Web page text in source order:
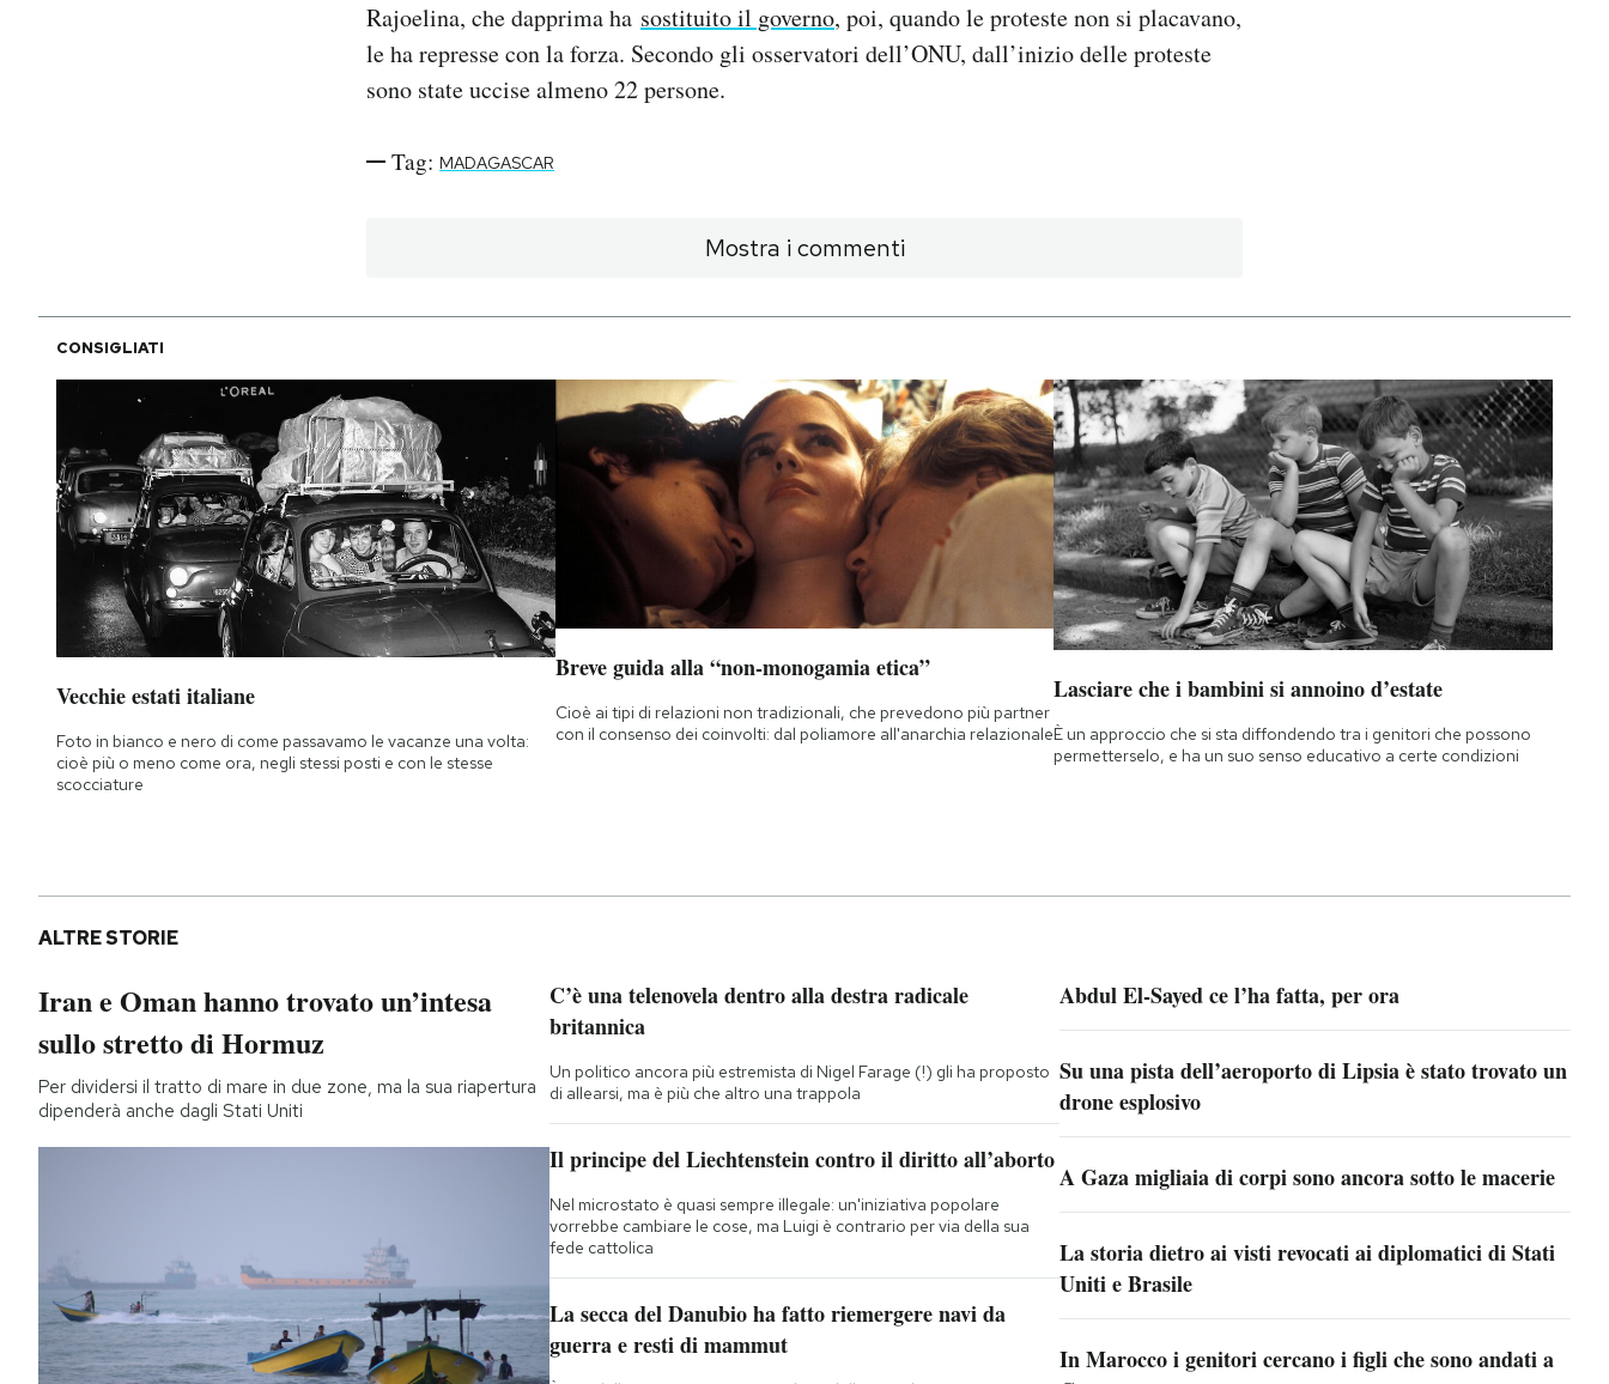
Rajoelina, che dapprima ha sostituito il governo, poi, quando le proteste non si placavano,
le ha represse con la forza. Secondo gli osservatori dell’ONU, dall’inizio delle proteste
sono state uccise almeno 22 persone.
Tag: MADAGASCAR
Mostra i commenti
CONSIGLIATI
Vecchie estati italiane
Foto in bianco e nero di come passavamo le vacanze una volta:
cioè più o meno come ora, negli stessi posti e con le stesse
scocciature
Breve guida alla “non-monogamia etica”
Cioè ai tipi di relazioni non tradizionali, che prevedono più partner
con il consenso dei coinvolti: dal poliamore all'anarchia relazionale
Lasciare che i bambini si annoino d’estate
È un approccio che si sta diffondendo tra i genitori che possono
permetterselo, e ha un suo senso educativo a certe condizioni
ALTRE STORIE
Iran e Oman hanno trovato un’intesa
sullo stretto di Hormuz
Per dividersi il tratto di mare in due zone, ma la sua riapertura
dipenderà anche dagli Stati Uniti
C’è una telenovela dentro alla destra radicale
britannica
Un politico ancora più estremista di Nigel Farage (!) gli ha proposto
di allearsi, ma è più che altro una trappola
Il principe del Liechtenstein contro il diritto all’aborto
Nel microstato è quasi sempre illegale: un'iniziativa popolare
vorrebbe cambiare le cose, ma Luigi è contrario per via della sua
fede cattolica
La secca del Danubio ha fatto riemergere navi da
guerra e resti di mammut
Abdul El-Sayed ce l’ha fatta, per ora
Su una pista dell’aeroporto di Lipsia è stato trovato un
drone esplosivo
A Gaza migliaia di corpi sono ancora sotto le macerie
La storia dietro ai visti revocati ai diplomatici di Stati
Uniti e Brasile
In Marocco i genitori cercano i figli che sono andati a